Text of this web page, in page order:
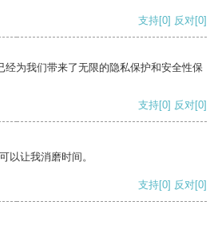
支持[0] 反对[0]
经为我们带来了无限的隐私保护和安全性保
支持[0] 反对[0]
以让我消磨时间。
支持[0] 反对[0]